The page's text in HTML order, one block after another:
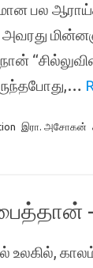
பல
இரா. அசோகன்
உலகில்,